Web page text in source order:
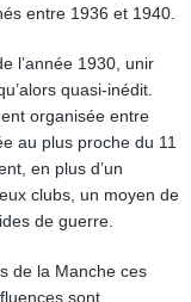
entre 1936 et 1940.
l’année 1930, unir
quasi-inédit.
organisée entre
au plus proche du 11
en plus d’un
clubs, un moyen de
de guerre.
de la Manche ces
sont